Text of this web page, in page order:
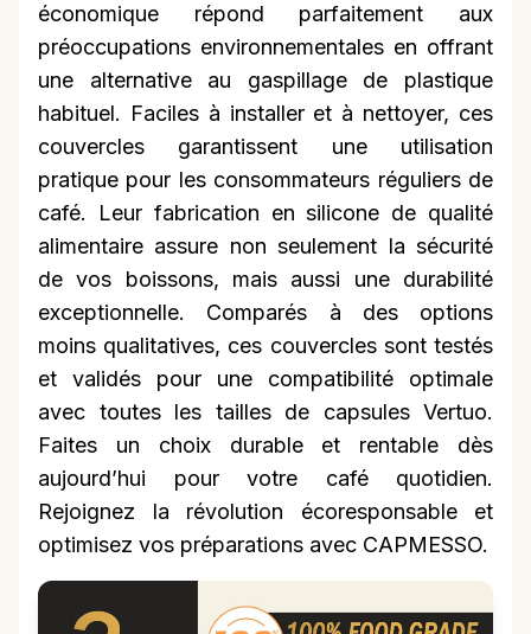
économique répond parfaitement aux
préoccupations environnementales en offrant
une alternative au gaspillage de plastique
habituel. Faciles à installer et à nettoyer, ces
couvercles garantissent une utilisation
pratique pour les consommateurs réguliers de
café. Leur fabrication en silicone de qualité
alimentaire assure non seulement la sécurité
de vos boissons, mais aussi une durabilité
exceptionnelle. Comparés à des options
moins qualitatives, ces couvercles sont testés
et validés pour une compatibilité optimale
avec toutes les tailles de capsules Vertuo.
Faites un choix durable et rentable dès
aujourd’hui pour votre café quotidien.
Rejoignez la révolution écoresponsable et
optimisez vos préparations avec CAPMESSO.